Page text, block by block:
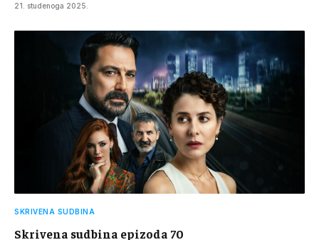
21. studenoga 2025.
SKRIVENA SUDBINA
Skrivena sudbina epizoda 70